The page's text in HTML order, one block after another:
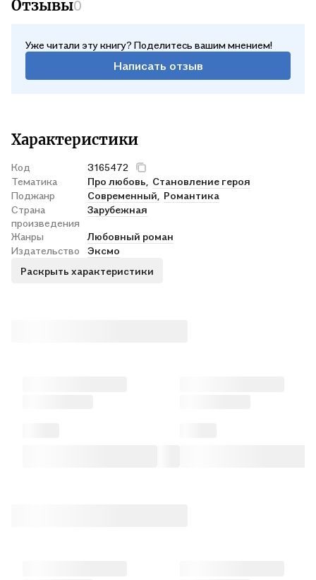
Отзывы0
Уже читали эту книгу? Поделитесь вашим мнением!
Написать отзыв
Характеристики
Код
3165472
Тематика
Про любовь,
Становление героя
Поджанр
Современный,
Романтика
Страна
произведения
Зарубежная
Жанры
Любовный роман
Издательство
Эксмо
Раскрыть характеристики